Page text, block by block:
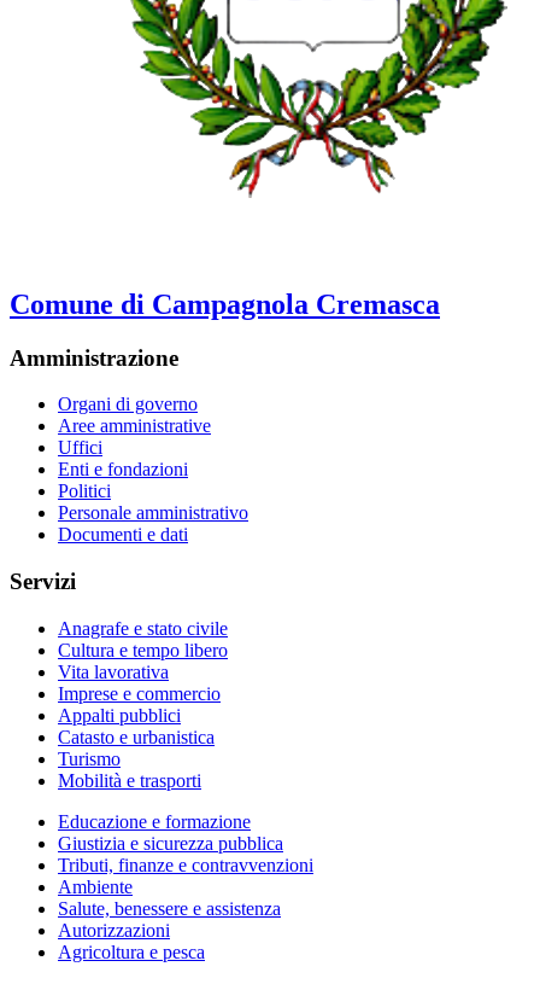
Comune di Campagnola Cremasca
Amministrazione
Organi di governo
Aree amministrative
Uffici
Enti e fondazioni
Politici
Personale amministrativo
Documenti e dati
Servizi
Anagrafe e stato civile
Cultura e tempo libero
Vita lavorativa
Imprese e commercio
Appalti pubblici
Catasto e urbanistica
Turismo
Mobilità e trasporti
Educazione e formazione
Giustizia e sicurezza pubblica
Tributi, finanze e contravvenzioni
Ambiente
Salute, benessere e assistenza
Autorizzazioni
Agricoltura e pesca